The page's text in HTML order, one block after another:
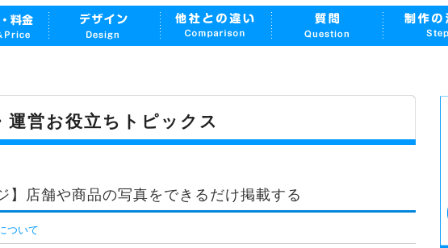
運営お役立ちトピックス
】店舗や商品の写真をできるだけ掲載する
ついて